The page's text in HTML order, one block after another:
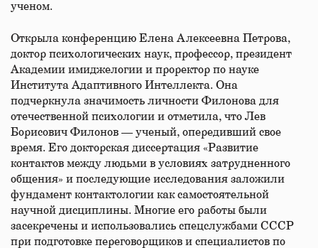
ученом.
Открыла конференцию Елена Алексеевна Петрова,
доктор психологических наук, профессор, президент
Академии имиджелогии и проректор по науке
Института Адаптивного Интеллекта. Она
подчеркнула значимость личности Филонова для
отечественной психологии и отметила, что Лев
Борисович Филонов — ученый, опередивший свое
время. Его докторская диссертация «Развитие
контактов между людьми в условиях затрудненного
общения» и последующие исследования заложили
фундамент контактологии как самостоятельной
научной дисциплины. Многие его работы были
засекречены и использовались спецслужбами СССР
при подготовке переговорщиков и специалистов по